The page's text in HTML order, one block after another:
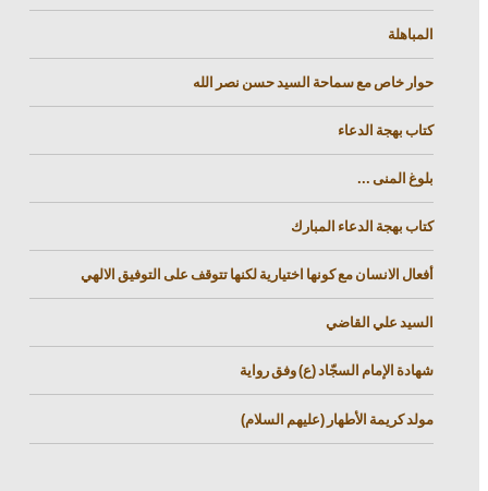
المباهلة
حوار خاص مع سماحة السيد حسن نصر الله
كتاب بهجة الدعاء
بلوغ المنى ...
كتاب بهجة الدعاء المبارك
أفعال الانسان مع كونها اختيارية لكنها تتوقف على التوفيق الالهي
السيد علي القاضي
شهادة الإمام السجّاد (ع) وفق رواية
مولد كريمة الأطهار (عليهم السلام)